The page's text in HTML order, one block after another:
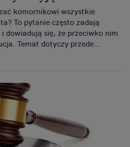
komornikowi wszystkie
To pytanie często zadają
dowiadują się, że przeciwko nim
Temat dotyczy przede
jest też dla banku, który